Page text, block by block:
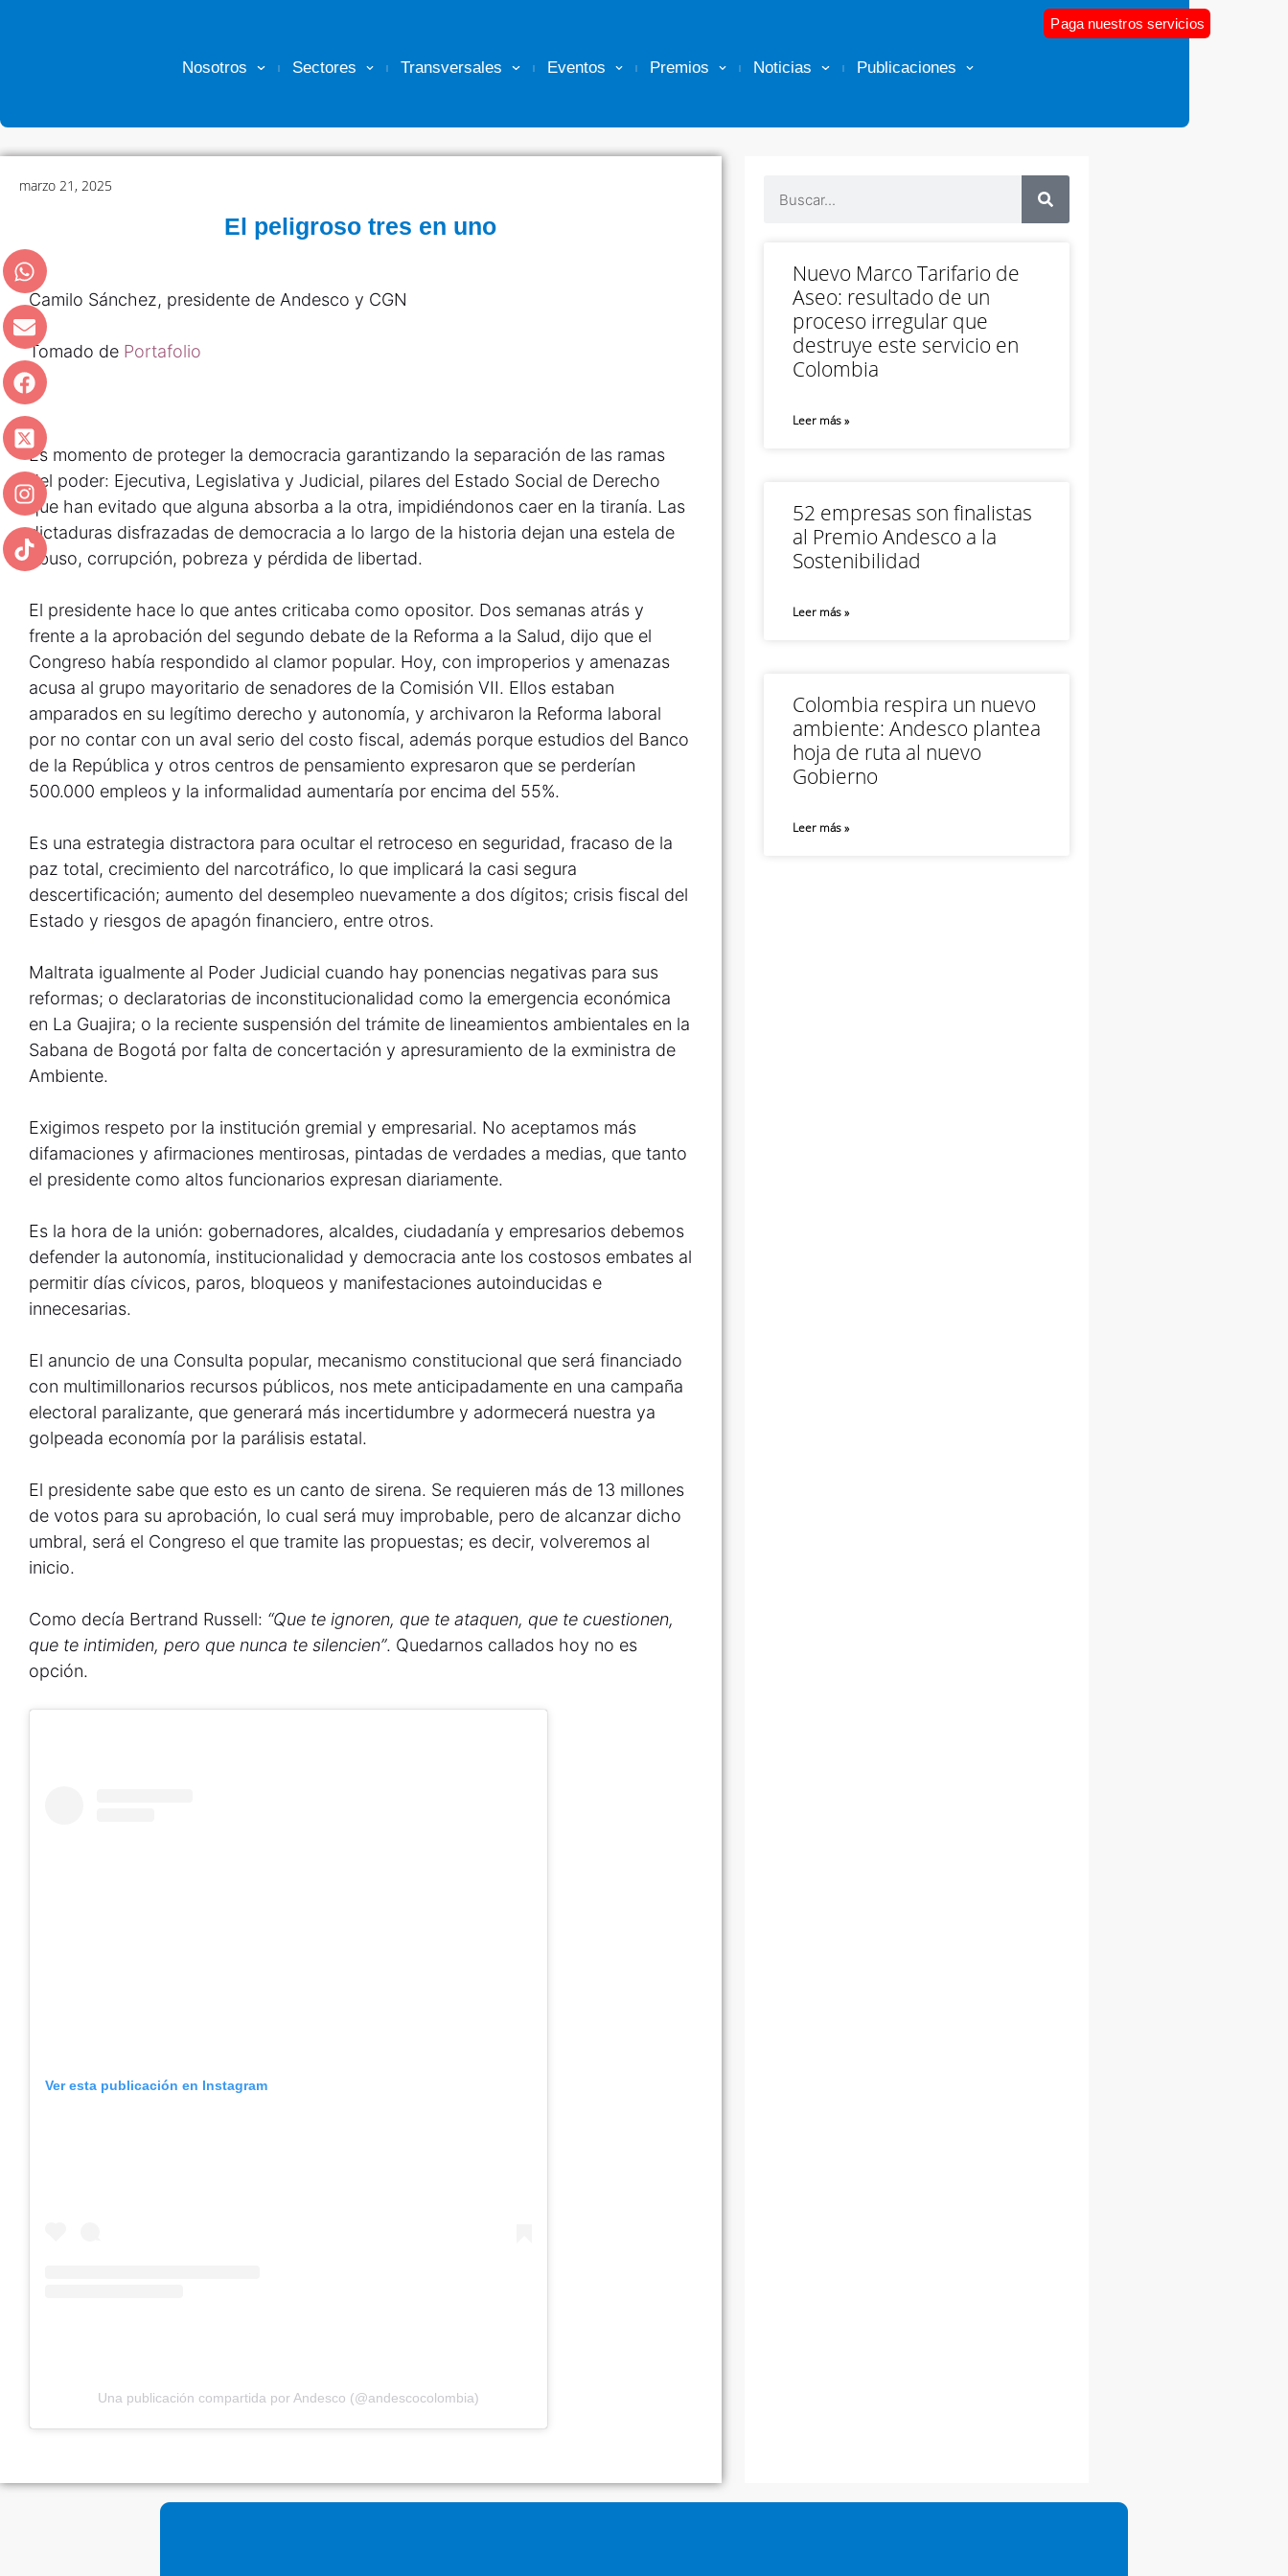
Nosotros Sectores Transversales Eventos Premios Noticias Publicaciones
Paga nuestros servicios
marzo 21, 2025
El peligroso tres en uno
Camilo Sánchez, presidente de Andesco y CGN
Tomado de Portafolio
Es momento de proteger la democracia garantizando la separación de las ramas
del poder: Ejecutiva, Legislativa y Judicial, pilares del Estado Social de Derecho
que han evitado que alguna absorba a la otra, impidiéndonos caer en la tiranía. Las
dictaduras disfrazadas de democracia a lo largo de la historia dejan una estela de
abuso, corrupción, pobreza y pérdida de libertad.
El presidente hace lo que antes criticaba como opositor. Dos semanas atrás y
frente a la aprobación del segundo debate de la Reforma a la Salud, dijo que el
Congreso había respondido al clamor popular. Hoy, con improperios y amenazas
acusa al grupo mayoritario de senadores de la Comisión VII. Ellos estaban
amparados en su legítimo derecho y autonomía, y archivaron la Reforma laboral
por no contar con un aval serio del costo fiscal, además porque estudios del Banco
de la República y otros centros de pensamiento expresaron que se perderían
500.000 empleos y la informalidad aumentaría por encima del 55%.
Es una estrategia distractora para ocultar el retroceso en seguridad, fracaso de la
paz total, crecimiento del narcotráfico, lo que implicará la casi segura
descertificación; aumento del desempleo nuevamente a dos dígitos; crisis fiscal del
Estado y riesgos de apagón financiero, entre otros.
Maltrata igualmente al Poder Judicial cuando hay ponencias negativas para sus
reformas; o declaratorias de inconstitucionalidad como la emergencia económica
en La Guajira; o la reciente suspensión del trámite de lineamientos ambientales en la
Sabana de Bogotá por falta de concertación y apresuramiento de la exministra de
Ambiente.
Exigimos respeto por la institución gremial y empresarial. No aceptamos más
difamaciones y afirmaciones mentirosas, pintadas de verdades a medias, que tanto
el presidente como altos funcionarios expresan diariamente.
Es la hora de la unión: gobernadores, alcaldes, ciudadanía y empresarios debemos
defender la autonomía, institucionalidad y democracia ante los costosos embates al
permitir días cívicos, paros, bloqueos y manifestaciones autoinducidas e
innecesarias.
El anuncio de una Consulta popular, mecanismo constitucional que será financiado
con multimillonarios recursos públicos, nos mete anticipadamente en una campaña
electoral paralizante, que generará más incertidumbre y adormecerá nuestra ya
golpeada economía por la parálisis estatal.
El presidente sabe que esto es un canto de sirena. Se requieren más de 13 millones
de votos para su aprobación, lo cual será muy improbable, pero de alcanzar dicho
umbral, será el Congreso el que tramite las propuestas; es decir, volveremos al
inicio.
Como decía Bertrand Russell: “Que te ignoren, que te ataquen, que te cuestionen,
que te intimiden, pero que nunca te silencien”. Quedarnos callados hoy no es
opción.
Ver esta publicación en Instagram
Una publicación compartida por Andesco (@andescocolombia)
Nuevo Marco Tarifario de
Aseo: resultado de un
proceso irregular que
destruye este servicio en
Colombia
Leer más »
52 empresas son finalistas
al Premio Andesco a la
Sostenibilidad
Leer más »
Colombia respira un nuevo
ambiente: Andesco plantea
hoja de ruta al nuevo
Gobierno
Leer más »